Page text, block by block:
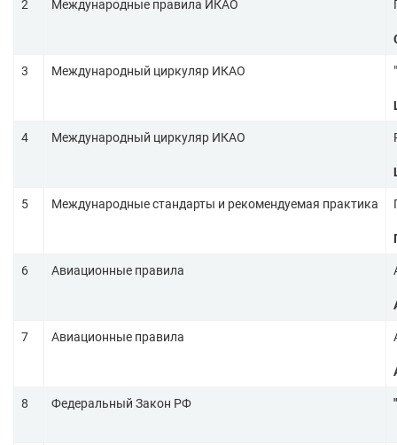
2 Международные правила ИКАО
3 Международный циркуляр ИКАО
4 Международный циркуляр ИКАО
5 Международные стандарты и рекомендуемая практика
6 Авиационные правила
7 Авиационные правила
8 Федеральный Закон РФ